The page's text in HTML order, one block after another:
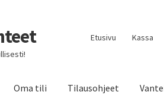
Etusivu Kassa
Oma tili Tilausohjeet